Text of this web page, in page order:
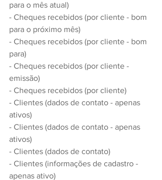
para o mês atual)
- Cheques recebidos (por cliente - bom
para o próximo mês)
- Cheques recebidos (por cliente - bom
para)
- Cheques recebidos (por cliente -
emissão)
- Cheques recebidos (por cliente)
- Clientes (dados de contato - apenas
ativos)
- Clientes (dados de contato - apenas
ativos)
- Clientes (dados de contato)
- Clientes (informações de cadastro -
apenas ativo)